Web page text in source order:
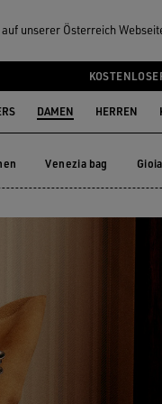
unserer Österreich
DAMEN HERREN
Venezia bag
Venezia bag